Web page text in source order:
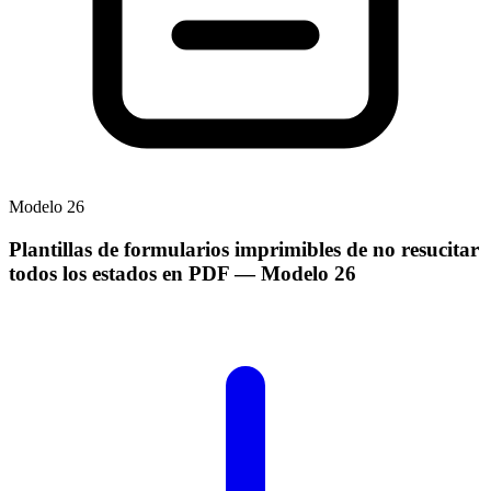
Modelo 26
Plantillas de formularios imprimibles de no resucitar
todos los estados en PDF— Modelo 26